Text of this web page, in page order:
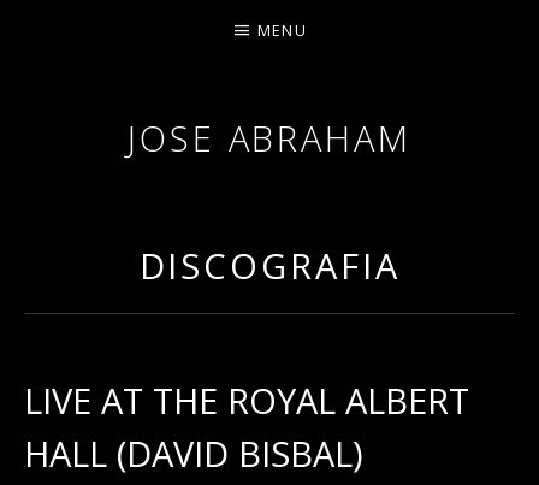
JOSE ABRAHAM
MENU
DISCOGRAFIA
LIVE AT THE ROYAL ALBERT
HALL (DAVID BISBAL)